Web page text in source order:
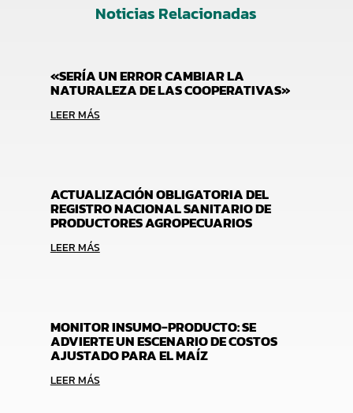
Noticias Relacionadas
«SERÍA UN ERROR CAMBIAR LA
NATURALEZA DE LAS COOPERATIVAS»
LEER MÁS
ACTUALIZACIÓN OBLIGATORIA DEL
REGISTRO NACIONAL SANITARIO DE
PRODUCTORES AGROPECUARIOS
LEER MÁS
MONITOR INSUMO-PRODUCTO: SE
ADVIERTE UN ESCENARIO DE COSTOS
AJUSTADO PARA EL MAÍZ
LEER MÁS